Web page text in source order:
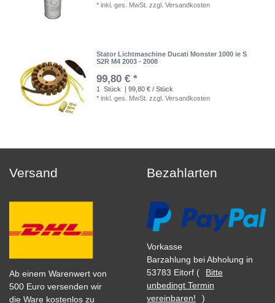
*inkl. ges. MwSt. zzgl.Versandkosten
Stator Lichtmaschine Ducati Monster 1000 ie S
S2R M4 2003 - 2008
99,80 € *
1 Stück
| 99,80 € / Stück
*inkl. ges. MwSt. zzgl.Versandkosten
Versand
Ab einem Warenwert von
500 Euro versenden wir
die Ware kostenlos zu
Bezahlarten
Vorkasse
Barzahlung bei Abholung in
53783 Eitorf (
Bitte
unbedingt Termin
vereinbaren!
)